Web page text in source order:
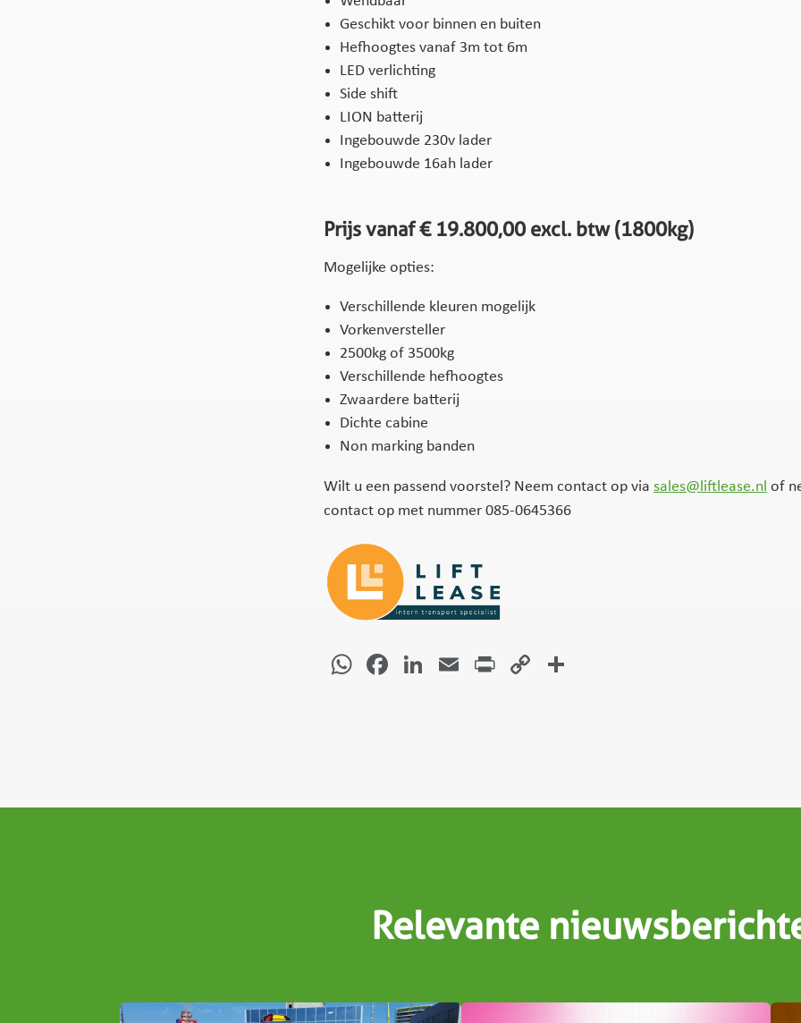
Geschikt voor binnen en buiten
Hefhoogtes vanaf 3m tot 6m
LED verlichting
Side shift
LION batterij
Ingebouwde 230v lader
Ingebouwde 16ah lader
Prijs vanaf € 19.800,00 excl. btw (1800kg)
Mogelijke opties:
Verschillende kleuren mogelijk
Vorkenversteller
2500kg of 3500kg
Verschillende hefhoogtes
Zwaardere batterij
Dichte cabine
Non marking banden
Wilt u een passend voorstel? Neem contact op via sales@liftlease.nl of
contact op met nummer 085-0645366
WhatsApp
Facebook
LinkedIn
EmailPrintCopy
Relevante